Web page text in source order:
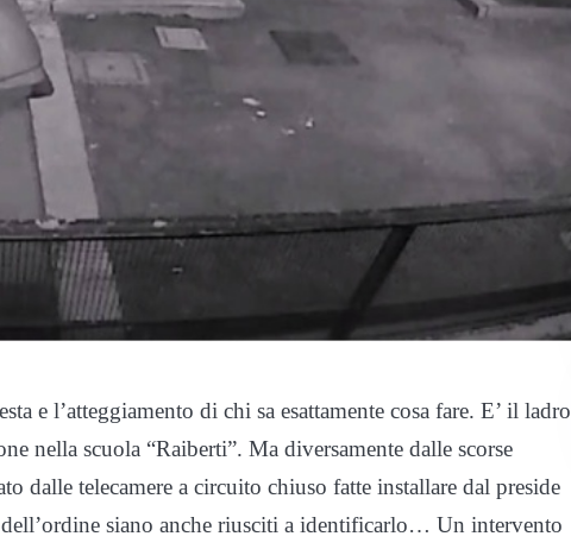
e l’atteggiamento di chi sa esattamente cosa fare. E’ il ladro
nella scuola “Raiberti”. Ma diversamente dalle scorse
dalle telecamere a circuito chiuso fatte installare dal preside
dell’ordine siano anche riusciti a identificarlo… Un intervento